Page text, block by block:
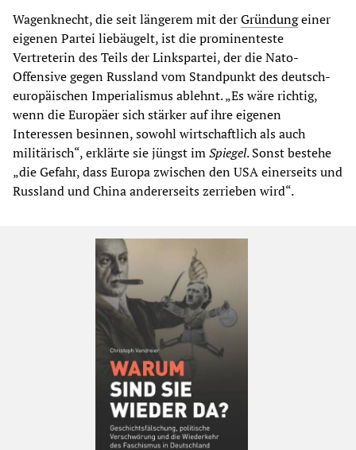
Wagenknecht, die seit längerem mit derGründungeiner
eigenen Partei liebäugelt, ist die prominenteste
Vertreterin des Teils der Linkspartei, der die Nato-
Offensive gegen Russland vom Standpunkt des deutsch-
europäischen Imperialismus ablehnt. „Es wäre richtig,
wenn die Europäer sich stärker auf ihre eigenen
Interessen besinnen, sowohl wirtschaftlich als auch
militärisch“, erklärte sie jüngst imSpiegel. Sonst bestehe
„die Gefahr, dass Europa zwischen den USA einerseits und
Russland und China andererseits zerrieben wird“.